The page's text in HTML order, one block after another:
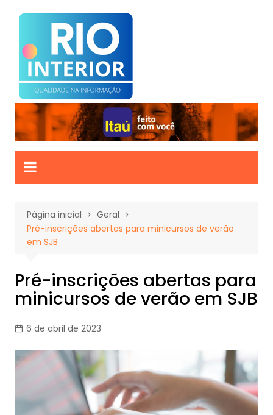
para
conteúdo
Página inicial
Geral
Pré-inscrições abertas para minicursos de verão
em SJB
Pré-inscrições abertas para
minicursos de verão em SJB
6 de abril de 2023